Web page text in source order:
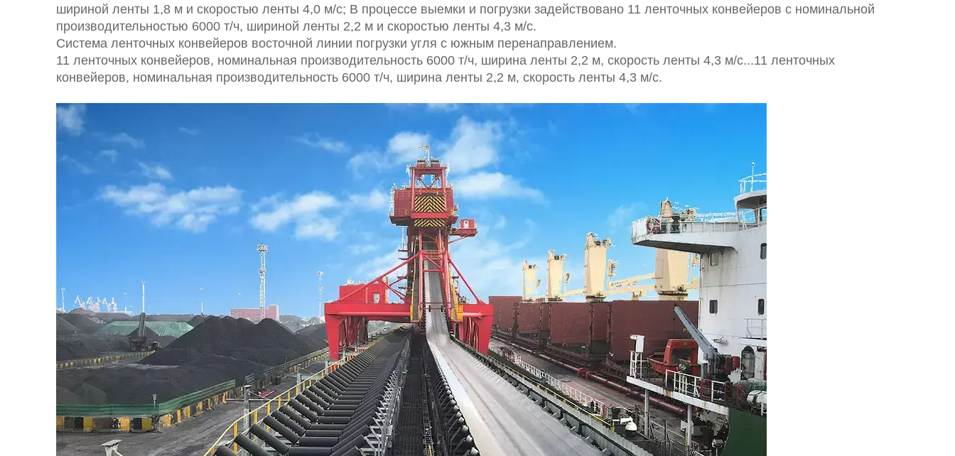
шириной ленты 1,8 м и скоростью ленты 4,0 м/с; В процессе выемки и погрузки задействовано 11 ленточных конвейеров с номинальной
производительностью 6000 т/ч, шириной ленты 2,2 м и скоростью ленты 4,3 м/с.
Система ленточных конвейеров восточной линии погрузки угля с южным перенаправлением.
11 ленточных конвейеров, номинальная производительность 6000 т/ч, ширина ленты 2,2 м, скорость ленты 4,3 м/с...11 ленточных
конвейеров, номинальная производительность 6000 т/ч, ширина ленты 2,2 м, скорость ленты 4,3 м/с.